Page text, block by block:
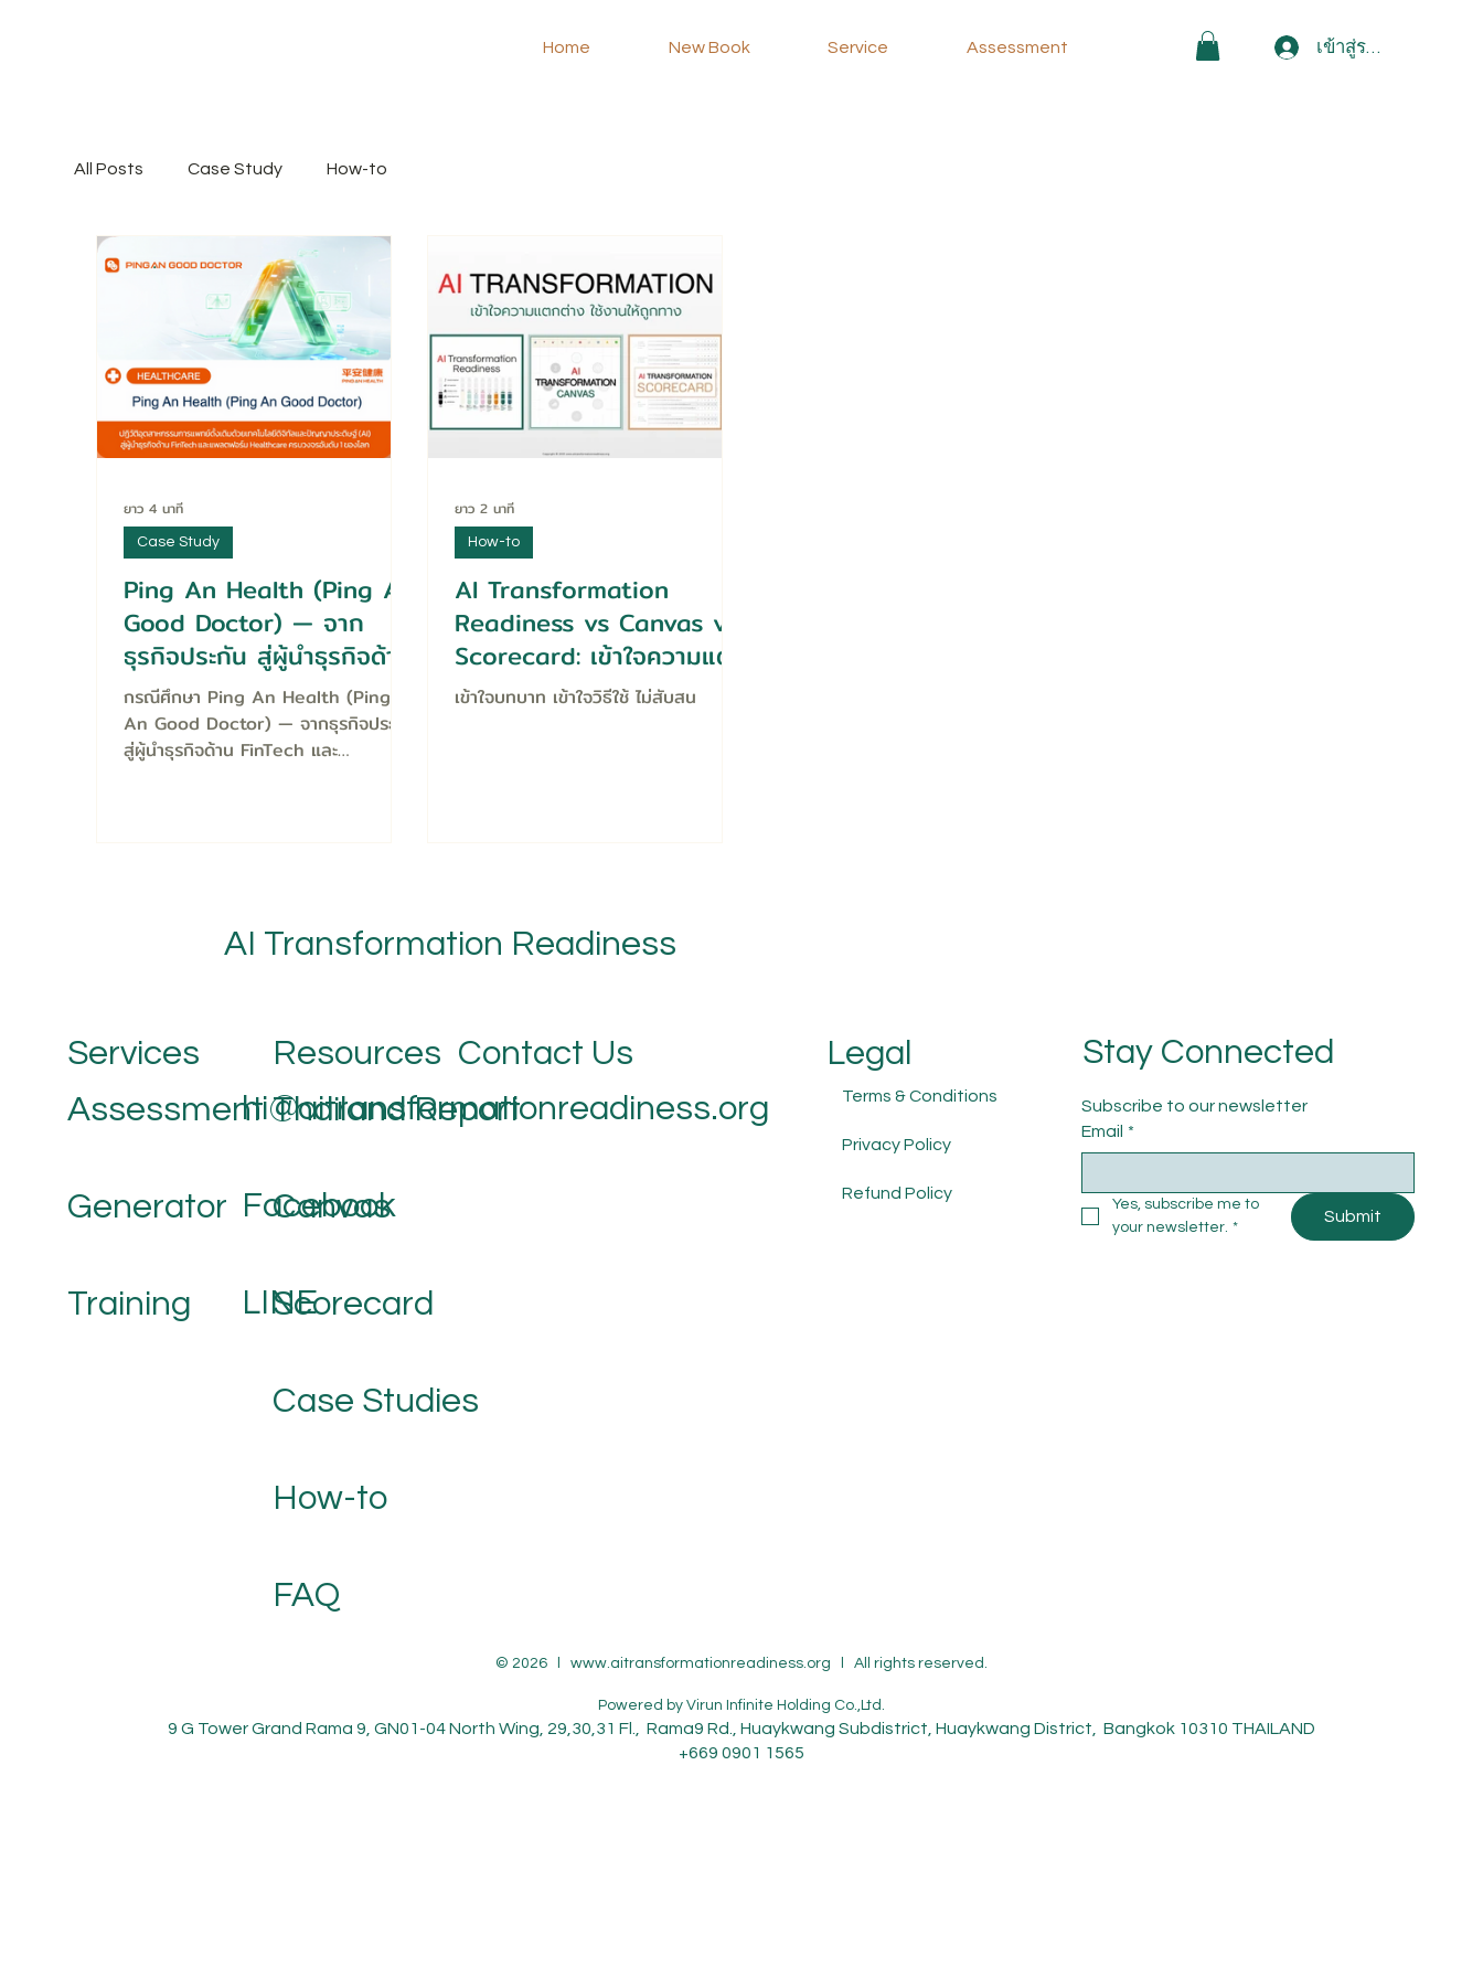
Home New Book Service Assessment เข้าสู่ระบบ
All Posts Case Study How-to
Ping An Health (Ping An
Good Doctor) — จาก
ธุรกิจประกัน สู่ผู้นำธุรกิจด้าน
FinTech และแพลตฟอร์ม
Healthcare ครบวงจร
อันดับ 1 ของโลก
กรณีศึกษา Ping An Health (Ping
An Good Doctor) — จากธุรกิจประกัน
สู่ผู้นำธุรกิจด้าน FinTech และ
Case Study
ยาว 4 นาที
AI Transformation
Readiness vs Canvas vs
Scorecard: เข้าใจความแตก
ต่าง ใช้งานให้ถูกทาง
เข้าใจบทบาท เข้าใจวิธีใช้ ไม่สับสน
How-to
ยาว 2 นาที
AI Transformation Readiness
Services
Assessment
Generator
Training
Resources
Thailand Report
Canvas
Scorecard
Case Studies
How-to
FAQ
Contact Us
hi@aitransformationreadiness.org
Facebook
LINE
Legal
Terms & Conditions
Privacy Policy
Refund Policy
Stay Connected
Subscribe to our newsletter
Email *
Yes, subscribe me to
your newsletter. *
Submit
© 2026 l www.aitransformationreadiness.org l All rights reserved.
Powered by Virun Infinite Holding Co.,Ltd.
9 G Tower Grand Rama 9, GN01-04 North Wing, 29,30,31 Fl., Rama9 Rd., Huaykwang Subdistrict, Huaykwang District, Bangkok 10310 THAILAND
+669 0901 1565